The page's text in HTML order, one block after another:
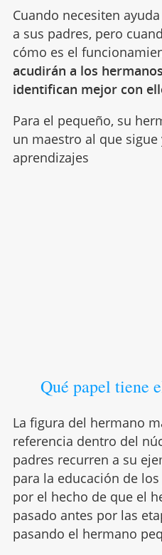
Cuando necesiten
a sus padres, pero
cómo es el
acudirán a los
identifican mejor con
Para el pequeño, su
un maestro al que
aprendizajes
Qué papel tiene
La figura del hermano
referencia dentro del
padres recurren a su
para la educación de los
por el hecho de que el
pasado antes por las
pasando el hermano